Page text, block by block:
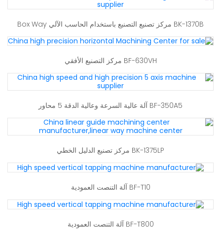
BK-1370B مركز تصنيع التصنيع باستخدام الحاسب الآلي Box Way
BF-630VH مركز التصنيع الأفقي
BF-350A5 آلة عالية السرعة وعالية الدقة 5 محاور
BK-1375LP مركز تصنيع الدليل الخطي
BF-T10 آلة التنصت العمودية
BF-T800 آلة التنصت العمودية